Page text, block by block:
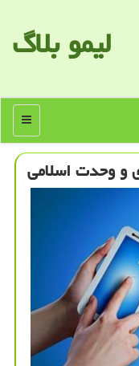
لیمو بلاگ
منو
و وحدت اسلامی